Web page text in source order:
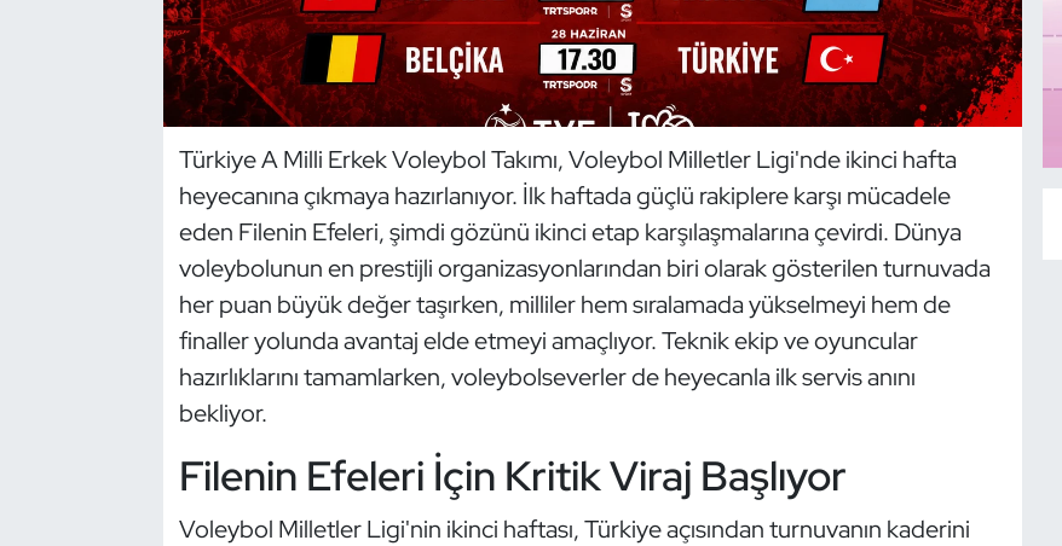
Türkiye A Milli Erkek Voleybol Takımı, Voleybol Milletler Ligi'nde ikinci hafta
heyecanına çıkmaya hazırlanıyor. İlk haftada güçlü rakiplere karşı mücadele
eden Filenin Efeleri, şimdi gözünü ikinci etap karşılaşmalarına çevirdi. Dünya
voleybolunun en prestijli organizasyonlarından biri olarak gösterilen turnuvada
her puan büyük değer taşırken, milliler hem sıralamada yükselmeyi hem de
finaller yolunda avantaj elde etmeyi amaçlıyor. Teknik ekip ve oyuncular
hazırlıklarını tamamlarken, voleybolseverler de heyecanla ilk servis anını
bekliyor.
Filenin Efeleri İçin Kritik Viraj Başlıyor
Voleybol Milletler Ligi'nin ikinci haftası, Türkiye açısından turnuvanın kaderini
Dans Sporları